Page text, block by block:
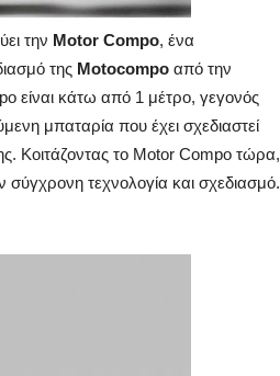
την Motor Compo, ένα
της Motocompo από την
είναι κάτω από 1 μέτρο, γεγονός
μπαταρία που έχει σχεδιαστεί
Κοιτάζοντας το Motor Compo τώρα,
σύγχρονη τεχνολογία και σχεδιασμό.